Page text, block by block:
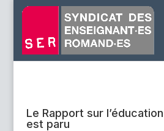
Le Rapport sur
est paru